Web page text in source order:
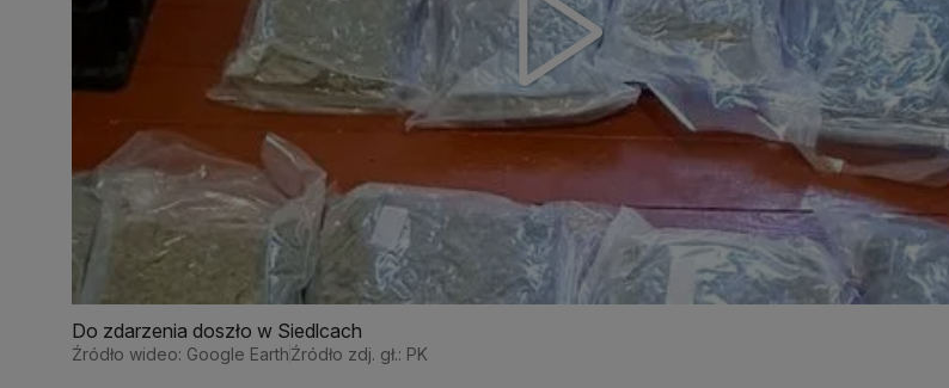
Do zdarzenia doszło w Siedlcach
Źródło wideo: Google EarthŹródło zdj. gł.: PK